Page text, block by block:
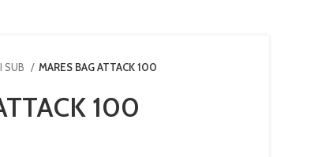
SUB MARES BAG ATTACK 100
100